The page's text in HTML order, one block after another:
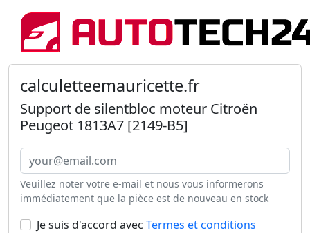
calculetteemauricette.fr
Support de silentbloc moteur Citroën
Peugeot 1813A7 [2149-B5]
Veuillez noter votre e-mail et nous vous informerons
immédiatement que la pièce est de nouveau en stock
Je suis d'accord avec Termes et conditions